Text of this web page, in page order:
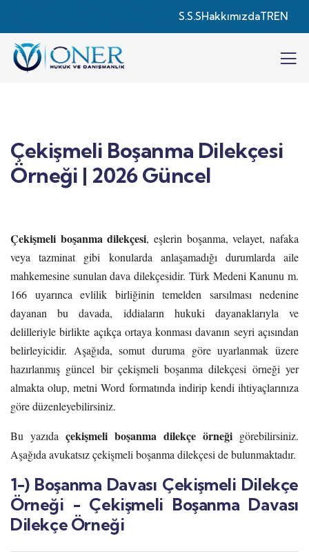
S.S.SHakkımızdaTREN
Çekişmeli Boşanma Dilekçesi
Örneği | 2026 Güncel
Çekişmeli boşanma dilekçesi, eşlerin boşanma, velayet, nafaka
veya tazminat gibi konularda anlaşamadığı durumlarda aile
mahkemesine sunulan dava dilekçesidir. Türk Medeni Kanunu m.
166 uyarınca evlilik birliğinin temelden sarsılması nedenine
dayanan bu davada, iddiaların hukuki dayanaklarıyla ve
delilleriyle birlikte açıkça ortaya konması davanın seyri açısından
belirleyicidir. Aşağıda, somut duruma göre uyarlanmak üzere
hazırlanmış güncel bir çekişmeli boşanma dilekçesi örneği yer
almakta olup, metni Word formatında indirip kendi ihtiyaçlarınıza
göre düzenleyebilirsiniz.
Bu yazıda çekişmeli boşanma dilekçe örneği görebilirsiniz.
Aşağıda avukatsız çekişmeli boşanma dilekçesi de bulunmaktadır.
1-) Boşanma Davası Çekişmeli Dilekçe
Örneği - Çekişmeli Boşanma Davası
Dilekçe Örneği